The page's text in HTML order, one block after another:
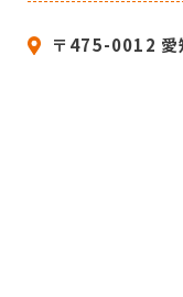
〒475-0012 愛